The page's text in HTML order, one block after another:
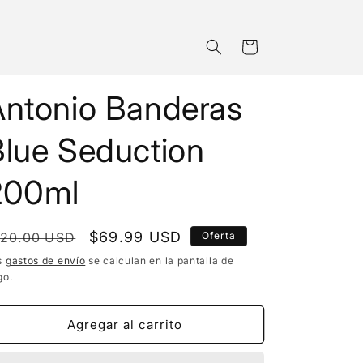
Carrito
Banderas
Seduction
USD
Precio
de
$69.99 USD Oferta
gastos de envío se calculan en la pantalla de
Agregar al carrito